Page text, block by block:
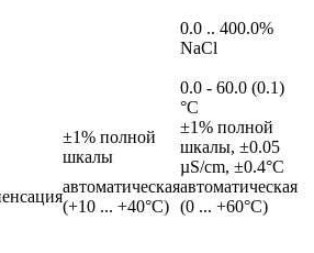
0.0 .. 400.0%
NaCl
0.0 - 60.0 (0.1)
°C
±1% полной
шкалы
±1% полной
шкалы, ±0.05
µS/cm, ±0.4°C
автоматическая
(+10 ... +40°C)
автоматическая
(0 ... +60°C)